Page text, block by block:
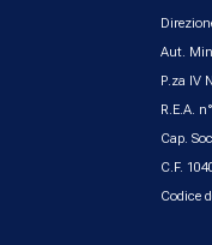
Aut.
P.za IV
R.E.A.
Cap.
C.F.
Codice